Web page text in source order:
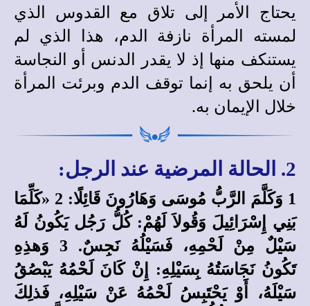
يحتاج الأمر إلى تلاق مع القدوس الذي
لمسته المرأة نازفة الدم، هذا الذي لم
يستنكف منها إذ لا يقدر الدنس أو النجاسة
أن يلحق به إنما توقف الدم وبرئت المرأة
خلال الإيمان به.
2. الحالة المرضية عند الرجل:
1 وَكَلَّمَ الرَّبُّ مُوسَى وَهَارُونَ قَائِلًا: 2 «كَلِّمَا
بَنِي إِسْرَائِيلَ وَقُولاَ لَهُمْ: كُلُّ رَجُل يَكُونُ لَهُ
سَيْلٌ مِنْ لَحْمِهِ، فَسَيْلُهُ نَجِسٌ. 3 وَهذِهِ
تَكُونُ نَجَاسَتُهُ بِسَيْلِهِ: إِنْ كَانَ لَحْمُهُ يَبْصُقُ
سَيْلَهُ، أَوْ يَحْتَبِسُ لَحْمُهُ عَنْ سَيْلِهِ، فَذلِكَ